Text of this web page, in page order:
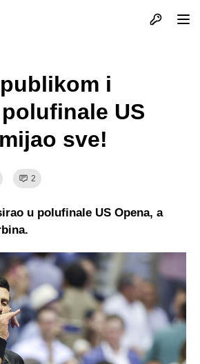
Otvori profil
i
US
sve!
2
u polufinale US Opena, a